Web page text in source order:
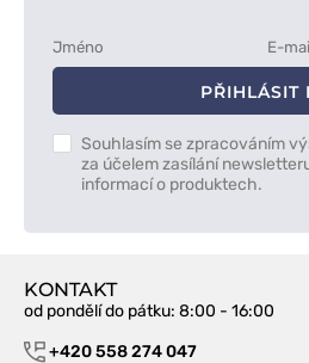
PŘIHLÁSIT
Souhlasím se zpracováním
za účelem zasílání
informací o produktech.
KONTAKT
od pondělí do pátku: 8:00 - 16:00
+420 558 274 047